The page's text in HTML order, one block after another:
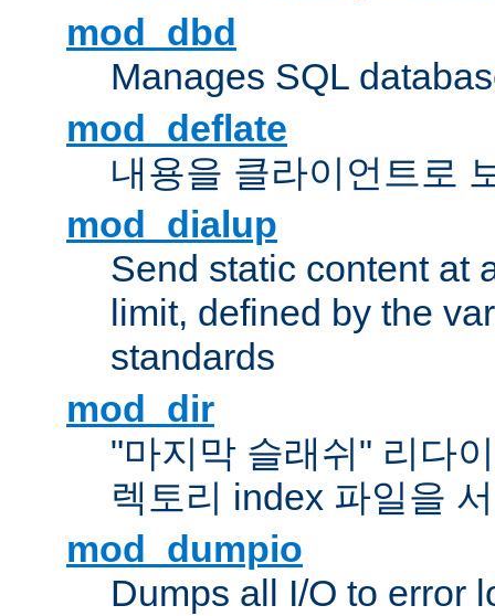
mod_dbd
Manages SQL
mod_deflate
내용을 클라이언트로
mod_dialup
Send static content at
limit, defined by the
standards
mod_dir
"마지막 슬래쉬" 리다
렉토리 index 파일을
mod_dumpio
Dumps all I/O to error